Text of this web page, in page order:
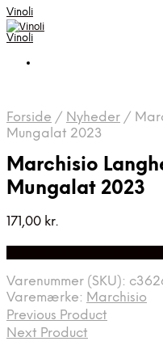
Vinoli
Vinoli
Forside / Nyheder /
Mungalat 2023
Marchisio
Mungalat 2023
171,00 kr.
Varenummer (SKU):
Varemærke: Marchisio
Previous Product
Next Product